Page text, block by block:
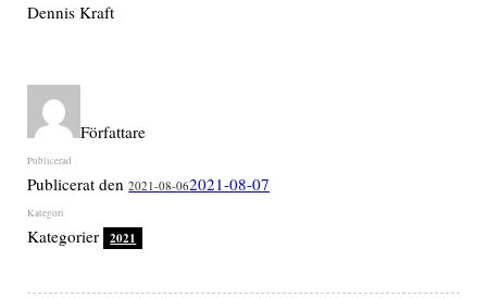
Dennis Kraft
Författare
Publicerat den2021-08-062021-08-07
Kategorier 2021